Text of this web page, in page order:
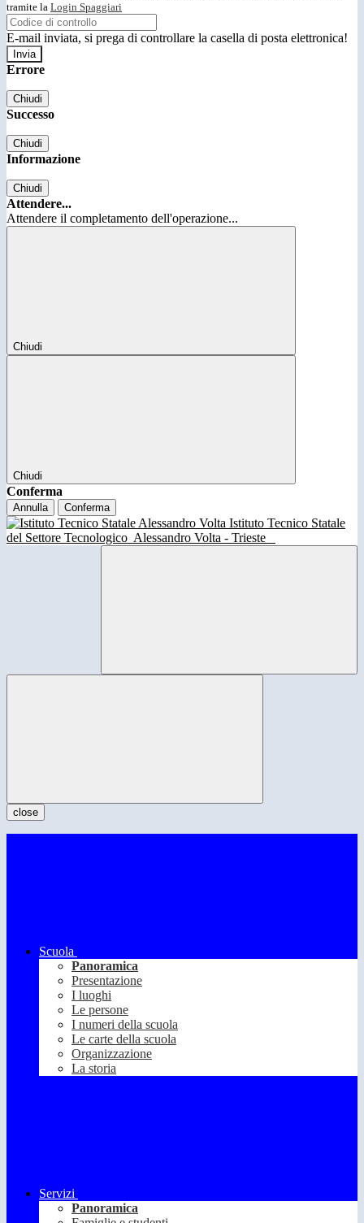
tramite la Login Spaggiari
E-mail inviata, si prega di controllare la casella di posta elettronica!
Errore
Chiudi
Successo
Chiudi
Informazione
Chiudi
Attendere...
Attendere il completamento dell'operazione...
Chiudi
Chiudi
Conferma
Annulla Conferma
Istituto Tecnico Statale
del Settore Tecnologico Alessandro Volta - Trieste
close
Scuola
Panoramica
Presentazione
I luoghi
Le persone
I numeri della scuola
Le carte della scuola
Organizzazione
La storia
Servizi
Panoramica